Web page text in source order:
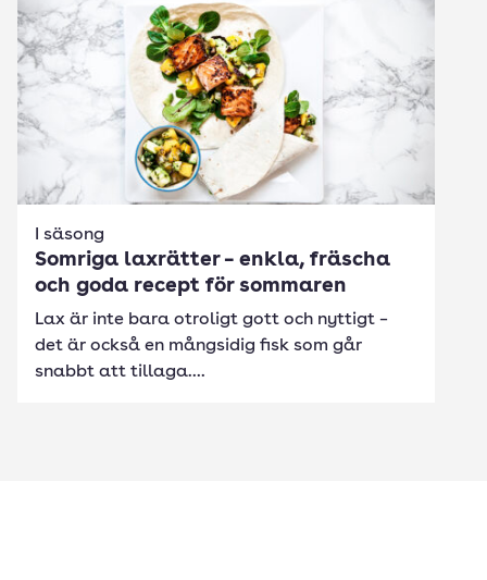
I säsong
Somriga laxrätter – enkla, fräscha
och goda recept för sommaren
Lax är inte bara otroligt gott och nyttigt –
det är också en mångsidig fisk som går
snabbt att tillaga....